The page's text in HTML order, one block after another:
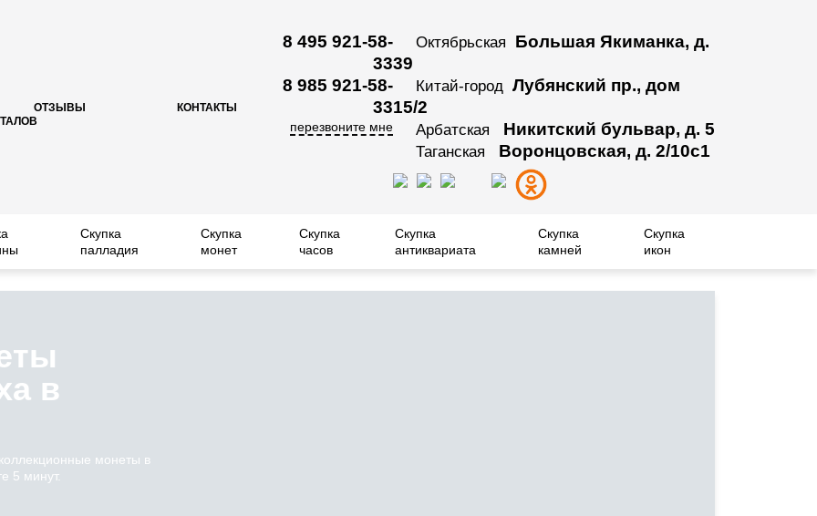
ОТЗЫВЫ
КОНТАКТЫ
8 495 921-58-
33
8 985 921-58-
33
перезвоните мне
Октябрьская
Большая Якиманка, д.
39
Китай-город Лубянский пр., дом
15/2
Арбатская Никитский бульвар, д. 5
Таганская Воронцовская, д. 2/10с1
Скупка
палладия
Скупка
монет
Скупка
часов
Скупка
антиквариата
Скупка
камней
Скупка
икон
в
монеты в
5 минут.